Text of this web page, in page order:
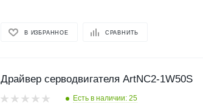
В ИЗБРАННОЕ СРАВНИТЬ
Драйвер серводвигателя ArtNC2-1W50S
Есть в наличии: 25